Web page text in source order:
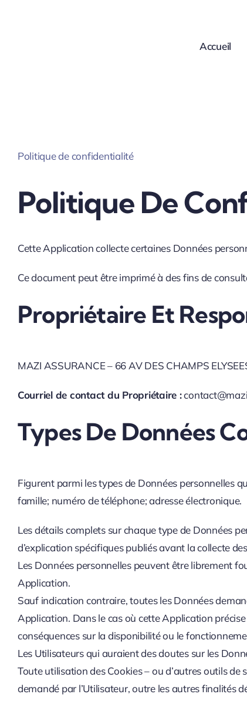
Accueil
Politique de confidentialité
Politique De
Cette Application collecte certaines Données
Ce document peut être imprimé à des fins de
Propriétaire Et
MAZI ASSURANCE – 66 AV DES CHAMPS
Courriel de contact du Propriétaire :
Types De Données
Figurent parmi les types de Données personnelles
famille; numéro de téléphone; adresse électronique.
Les détails complets sur chaque type de Données
d’explication spécifiques publiés avant la collecte
Les Données personnelles peuvent être librement
Application.
Sauf indication contraire, toutes les Données
Application. Dans le cas où cette Application
conséquences sur la disponibilité ou le
Les Utilisateurs qui auraient des doutes sur les
Toute utilisation des Cookies – ou d’autres outils
demandé par l’Utilisateur, outre les autres finalités